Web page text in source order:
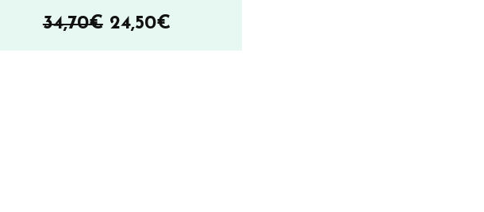
34,70€ Alkuperäinen
hinta
24,50€Nykyinen
hinta